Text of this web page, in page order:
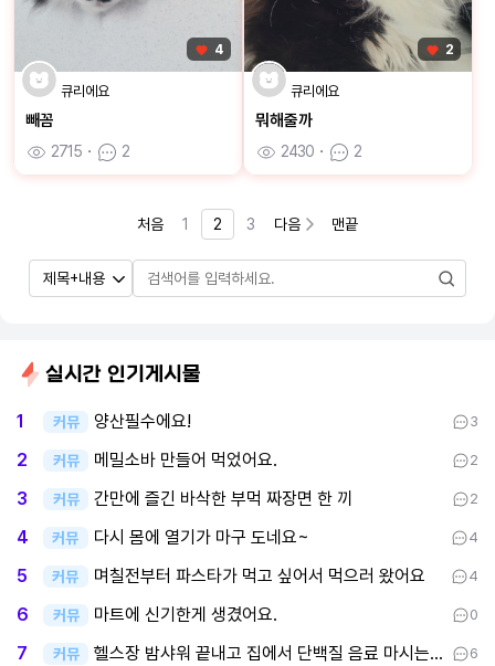
4
큐리에요
빼꼼
2715 ㆍ 2
2
큐리에요
뭐해줄까
2430 ㆍ 2
처음 1 2 3 다음 맨끝
실시간 인기게시물
1 커뮤 양산필수에요! 3
2 커뮤 메밀소바 만들어 먹었어요. 2
3 커뮤 간만에 즐긴 바삭한 부먹 짜장면 한 끼 2
4 커뮤 다시 몸에 열기가 마구 도네요~ 4
5 커뮤 며칠전부터 파스타가 먹고 싶어서 먹으러 왔어요 4
6 커뮤 마트에 신기한게 생겼어요. 0
7 커뮤 헬스장 밤샤워 끝내고 집에서 단백질 음료 마시는 중이요 6